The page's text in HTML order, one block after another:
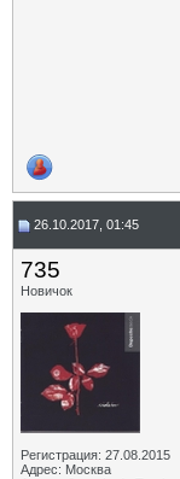
26.10.2017, 01:45
735
Новичок
Регистрация: 27.08.2015
Адрес: Москва